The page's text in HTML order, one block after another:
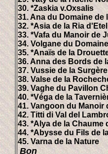
30. *Zaskia v.Oxsalis
31. Ana du Domaine de
32. *Asia de la Ria d'Etel
33. *Vafa du Manoir de
34. Volgane du
35. *Anaïs de la
36. Anna des Bords de
37. Vussie de la Surgère
38. Valse de la
39. Vaghe du Pavillon
40. *Véga de la
41. Vangoon du Manoir
42. Titti di Val del
43. *Alya de la Chaume
44. *Abysse du Fils de
45. Varna de la Nature
Bon